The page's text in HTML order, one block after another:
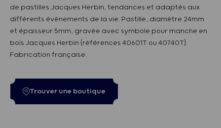
de pastilles Jacques Herbin, tendances et adaptés aux
différents évènements de la vie. Pastille, diamètre 24mm
et épaisseur 5mm, gravée avec symbole pour manche en
bois Jacques Herbin (références 40601T ou 40740T).
Fabrication française.
Trouver une boutique